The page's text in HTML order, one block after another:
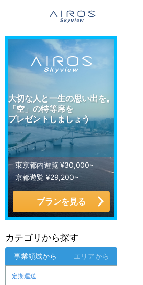
大切な人と一生の思い出を。
「空」の特等席を
プレゼントしましょう
東京都内遊覧 ¥30,000~
京都遊覧 ¥29,200~
プランを見る
カテゴリから探す
事業領域から エリアから
定期運送